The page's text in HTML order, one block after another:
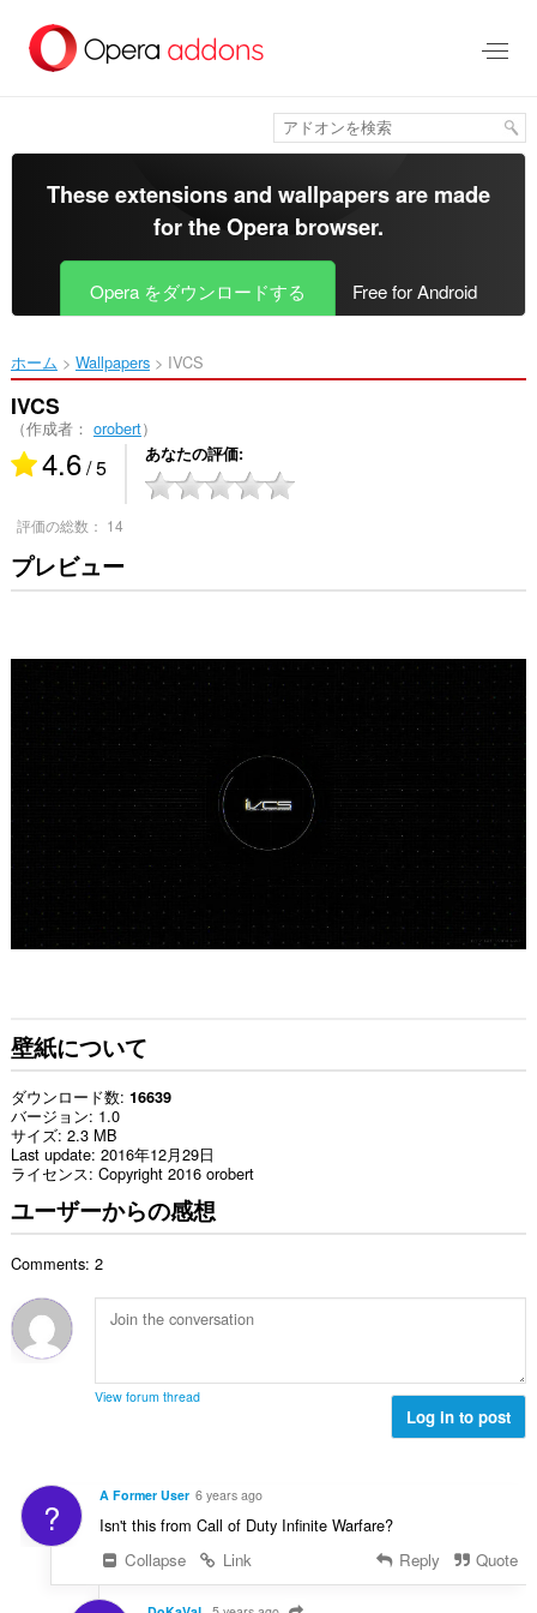
メ
ツ
移
動
These extensions and wallpapers are made
for theOpera browser.
Opera をダウンロードする Free for Android
ホーム Wallpapers IVCS‎
IVCS
（作成者： orobert）
4.6/ 5 あなたの評価
評価の総数： 14
プレビュー
壁紙について
ダウンロード数 16639
バージョン 1.0
サイズ 2.3 MB
Last update 2016年12月29日
ライセンス Copyright 2016 orobert
ユーザーからの感想
Comments: 2
View forum thread
Log in to post
? A Former User 6 years ago
Isn't this from Call of Duty Infinite Warfare?
Collapse
Link Reply Quote